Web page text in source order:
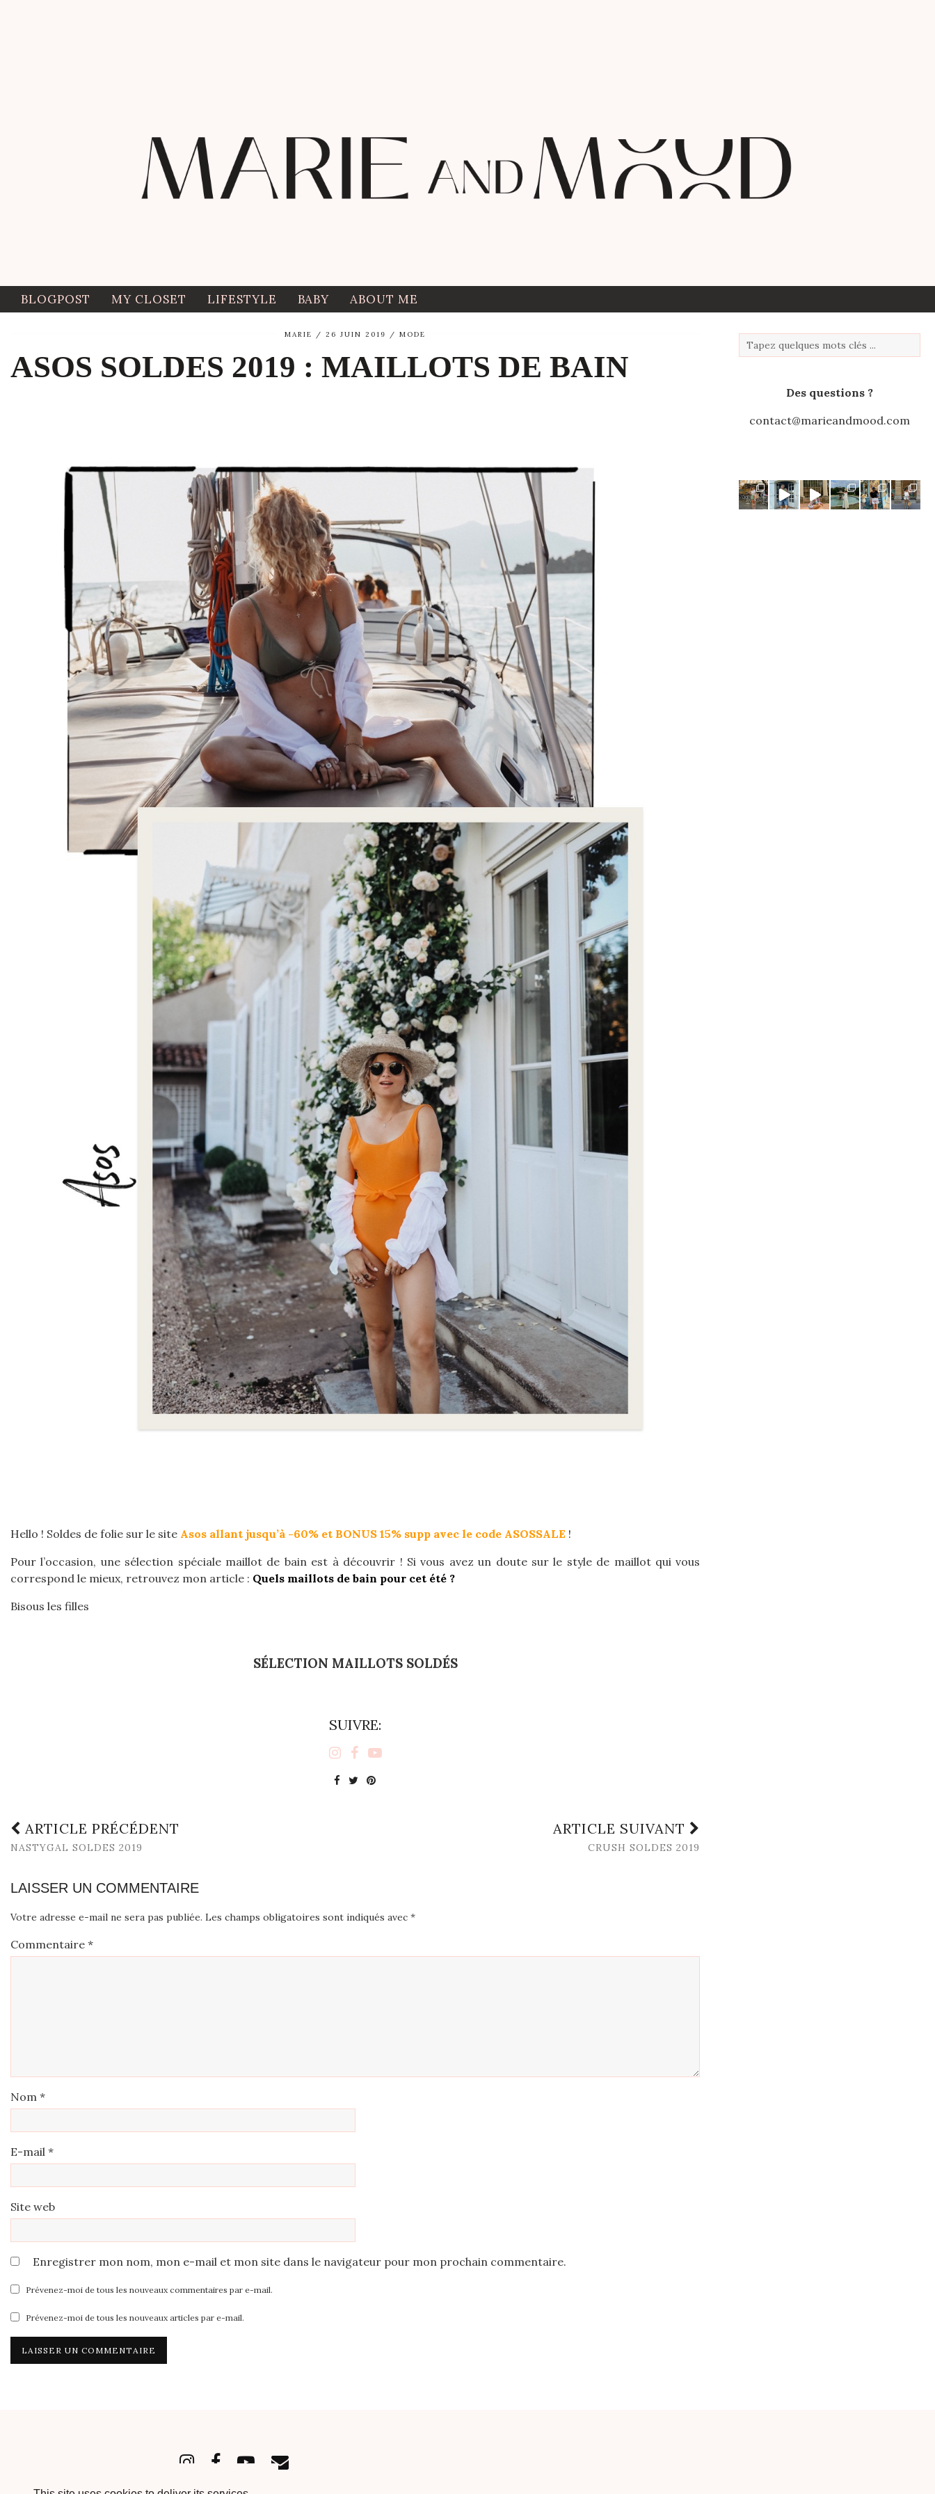
BLOGPOST MY CLOSET LIFESTYLE BABY ABOUT ME
MARIE 26 JUIN 2019 MODE
ASOS SOLDES 2019 : MAILLOTS DE BAIN
Hello ! Soldes de folie sur le site Asos allant jusqu’à -60% et BONUS 15% supp avec le code ASOSSALE !
Pour l’occasion, une sélection spéciale maillot de bain est à découvrir ! Si vous avez un doute sur le style de maillot qui vous
correspond le mieux, retrouvez mon article : Quels maillots de bain pour cet été ?
Bisous les filles
SÉLECTION MAILLOTS SOLDÉS
SUIVRE:
ARTICLE PRÉCÉDENT
NASTYGAL SOLDES 2019
ARTICLE SUIVANT
CRUSH SOLDES 2019
LAISSER UN COMMENTAIRE
Votre adresse e-mail ne sera pas publiée. Les champs obligatoires sont indiqués avec *
Commentaire *
Nom *
E-mail *
Site web
Enregistrer mon nom, mon e-mail et mon site dans le navigateur pour mon prochain commentaire.
Prévenez-moi de tous les nouveaux commentaires par e-mail.
Prévenez-moi de tous les nouveaux articles par e-mail.
Des questions ?
contact@marieandmood.com